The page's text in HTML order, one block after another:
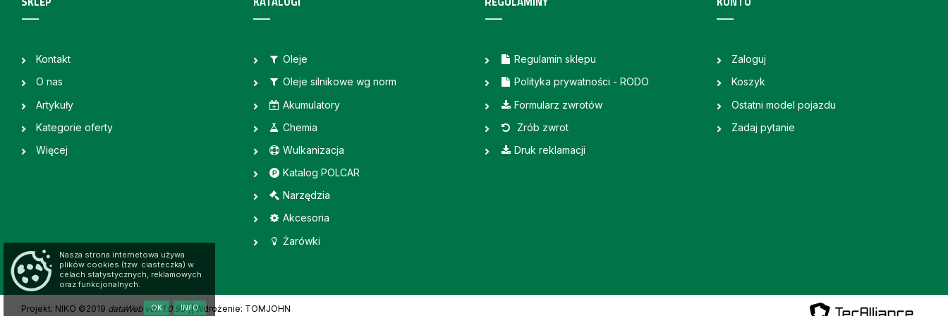
Kontakt
O nas
Artykuły
Kategorie oferty
Więcej
Oleje
Oleje silnikowe wg norm
Akumulatory
Chemia
Wulkanizacja
Katalog POLCAR
Narzędzia
Akcesoria
Żarówki
Regulamin sklepu
Polityka prywatności - RODO
Formularz zwrotów
Zrób zwrot
Druk reklamacji
Zaloguj
Koszyk
Ostatni model pojazdu
Zadaj pytanie
Projekt: NIKO ©2019 dataWeb ver. 1.0.90|| Wdrożenie: TOMJOHN
Nasza strona internetowa używa
plików cookies (tzw. ciasteczka) w
celach statystycznych, reklamowych
oraz funkcjonalnych.
INFO
OK